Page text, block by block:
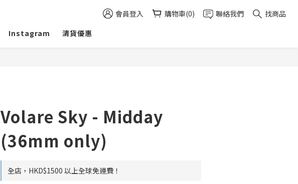
會員登入 購物車(0) 聯絡我們
找商品
Instagram 清貨優惠
Volare Sky - Midday
(36mm only)
全店，HKD$1500 以上全球免運費！